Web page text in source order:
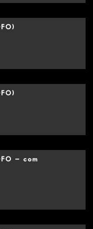
– com